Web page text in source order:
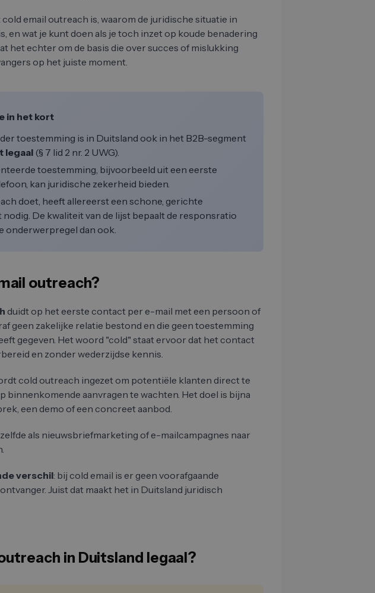
cold email outreach is, waarom de juridische situatie in
en wat je kunt doen als je toch inzet op koude benadering
het echter om de basis die over succes of mislukking
op het juiste moment.
in het kort
toestemming is in Duitsland ook in het B2B-segment
legaal (§ 7 lid 2 nr. 2 UWG).
toestemming, bijvoorbeeld uit een eerste
kan juridische zekerheid bieden.
doet, heeft allereerst een schone, gerichte
De kwaliteit van de lijst bepaalt de responsratio
onderwerpregel dan ook.
outreach?
duidt op het eerste contact per e-mail met een persoon of
geen zakelijke relatie bestond en die geen toestemming
gegeven. Het woord "cold" staat ervoor dat het contact
en zonder wederzijdse kennis.
cold outreach ingezet om potentiële klanten direct te
binnenkomende aanvragen te wachten. Het doel is bijna
een demo of een concreet aanbod.
als nieuwsbriefmarketing of e-mailcampagnes naar
verschil: bij cold email is er geen voorafgaande
Juist dat maakt het in Duitsland juridisch
in Duitsland legaal?